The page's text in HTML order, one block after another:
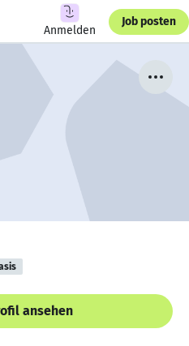
Anmelden
Job posten
ansehen